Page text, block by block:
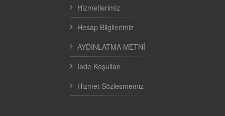
Hizmetlerimiz
Hesap Bilgilerimiz
AYDINLATMA METNİ
İade Koşulları
Hizmet Sözlesmemiz